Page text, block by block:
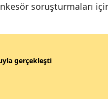
Sivas
Tekirdağ
soruşturmaları
gerçekleşti